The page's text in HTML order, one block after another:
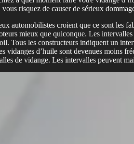
risquez de causer de sérieux
automobilistes croient que ce sont les
mieux que quiconque. Les
Tous les constructeurs indiquent un
d’huile sont devenues moins
de vidange. Les intervalles peuvent